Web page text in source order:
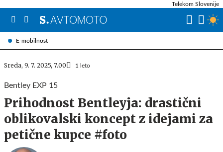
E-mobilnost
Telekom Slovenije
Sreda, 9. 7. 2025, 7.00 1 leto
Bentley EXP 15
Prihodnost Bentleyja: drastični
oblikovalski koncept z idejami za
petične kupce #foto